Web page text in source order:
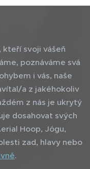
6. srpna 2026
svoji vášeň
poznáváme svá
i vás, naše
a z jakéhokoliv
z nás je ukrytý
dosahovat svých
Hoop, Jógu,
zad, hlavy nebo
.